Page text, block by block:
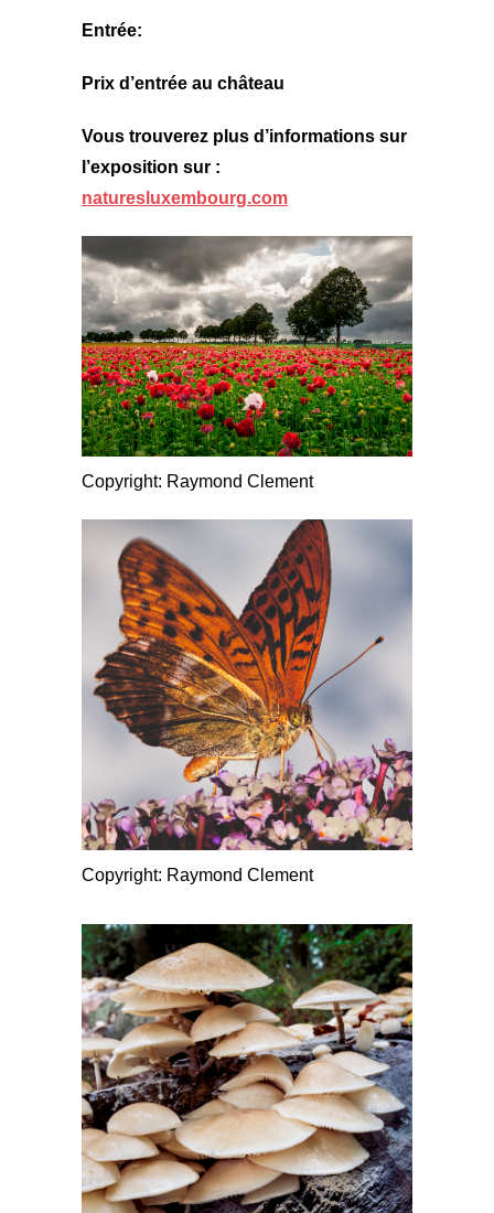
Entrée:
Prix ​​d’entrée au château
Vous trouverez plus d’informations sur
l’exposition sur :
naturesluxembourg.com
Copyright: Raymond Clement
Copyright: Raymond Clement